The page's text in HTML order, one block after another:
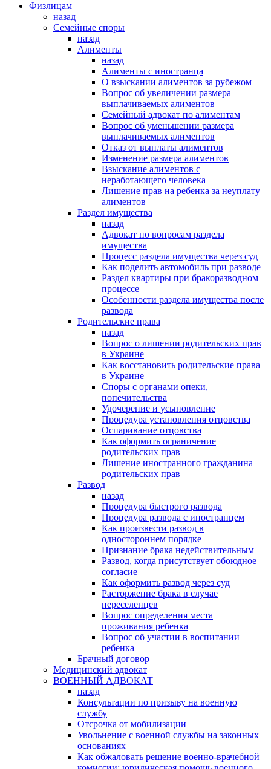
Физлицам
назад
Семейные споры
назад
Алименты
назад
Алименты с иностранца
О взыскании алиментов за рубежом
Вопрос об увеличении размера
выплачиваемых алиментов
Семейный адвокат по алиментам
Вопрос об уменьшении размера
выплачиваемых алиментов
Отказ от выплаты алиментов
Изменение размера алиментов
Взыскание алиментов с
неработающего человека
Лишение прав на ребенка за неуплату
алиментов
Раздел имущества
назад
Адвокат по вопросам раздела
имущества
Процесс раздела имущества через суд
Как поделить автомобиль при разводе
Раздел квартиры при бракоразводном
процессе
Особенности раздела имущества после
развода
Родительские права
назад
Вопрос о лишении родительских прав
в Украине
Как восстановить родительские права
в Украине
Споры с органами опеки,
попечительства
Удочерение и усыновление
Процедура установления отцовства
Оспаривание отцовства
Как оформить ограничение
родительских прав
Лишение иностранного гражданина
родительских прав
Развод
назад
Процедура быстрого развода
Процедура развода с иностранцем
Как произвести развод в
одностороннем порядке
Признание брака недействительным
Развод, когда присутствует обоюдное
согласие
Как оформить развод через суд
Расторжение брака в случае
переселенцев
Вопрос определения места
проживания ребенка
Вопрос об участии в воспитании
ребенка
Брачный договор
Медицинский адвокат
ВОЕННЫЙ АДВОКАТ
назад
Консультации по призыву на военную
службу
Отсрочка от мобилизации
Увольнение с военной службы на законных
основаниях
Как обжаловать решение военно-врачебной